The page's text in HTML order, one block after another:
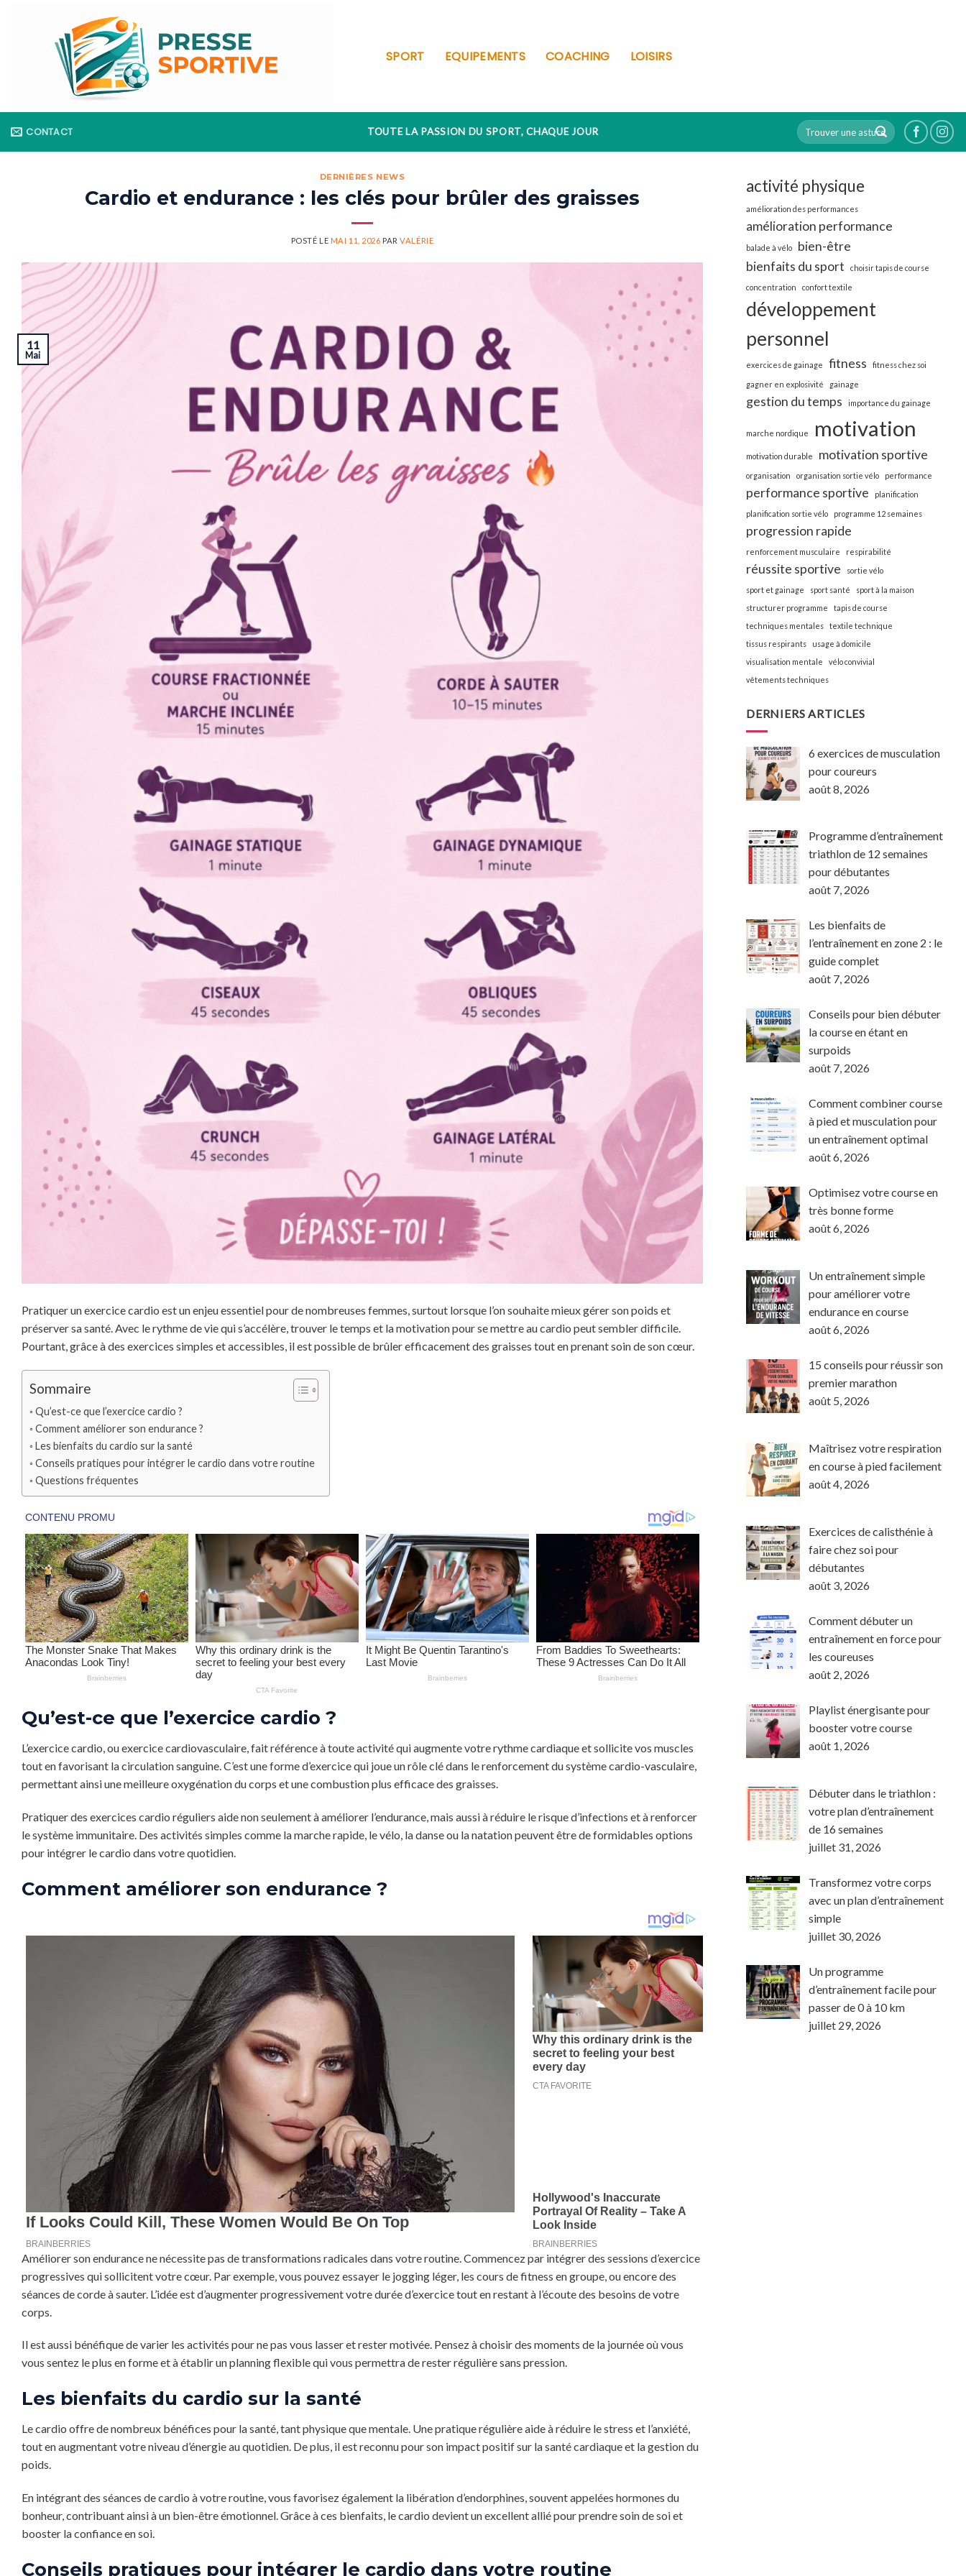
SPORT EQUIPEMENTS COACHING LOISIRS
CONTACT TOUTE LA PASSION DU SPORT, CHAQUE JOUR
DERNIÈRES NEWS
Cardio et endurance : les clés pour brûler des graisses
POSTÉ LE MAI 11, 2026 PARVALÉRIE
11
Mai
Pratiquer un exercice cardio est un enjeu essentiel pour de nombreuses femmes, surtout lorsque l’on souhaite mieux gérer son poids et
préserver sa santé. Avec le rythme de vie qui s’accélère, trouver le temps et la motivation pour se mettre au cardio peut sembler difficile.
Pourtant, grâce à des exercices simples et accessibles, il est possible de brûler efficacement des graisses tout en prenant soin de son cœur.
Sommaire
Qu’est-ce que l’exercice cardio ?
Comment améliorer son endurance ?
Les bienfaits du cardio sur la santé
Conseils pratiques pour intégrer le cardio dans votre routine
Questions fréquentes
Qu’est-ce que l’exercice cardio ?
L’exercice cardio, ou exercice cardiovasculaire, fait référence à toute activité qui augmente votre rythme cardiaque et sollicite vos muscles
tout en favorisant la circulation sanguine. C’est une forme d’exercice qui joue un rôle clé dans le renforcement du système cardio-vasculaire,
permettant ainsi une meilleure oxygénation du corps et une combustion plus efficace des graisses.
Pratiquer des exercices cardio réguliers aide non seulement à améliorer l’endurance, mais aussi à réduire le risque d’infections et à renforcer
le système immunitaire. Des activités simples comme la marche rapide, le vélo, la danse ou la natation peuvent être de formidables options
pour intégrer le cardio dans votre quotidien.
Comment améliorer son endurance ?
Améliorer son endurance ne nécessite pas de transformations radicales dans votre routine. Commencez par intégrer des sessions d’exercice
progressives qui sollicitent votre cœur. Par exemple, vous pouvez essayer le jogging léger, les cours de fitness en groupe, ou encore des
séances de corde à sauter. L’idée est d’augmenter progressivement votre durée d’exercice tout en restant à l’écoute des besoins de votre
corps.
Il est aussi bénéfique de varier les activités pour ne pas vous lasser et rester motivée. Pensez à choisir des moments de la journée où vous
vous sentez le plus en forme et à établir un planning flexible qui vous permettra de rester régulière sans pression.
Les bienfaits du cardio sur la santé
Le cardio offre de nombreux bénéfices pour la santé, tant physique que mentale. Une pratique régulière aide à réduire le stress et l’anxiété,
tout en augmentant votre niveau d’énergie au quotidien. De plus, il est reconnu pour son impact positif sur la santé cardiaque et la gestion du
poids.
En intégrant des séances de cardio à votre routine, vous favorisez également la libération d’endorphines, souvent appelées hormones du
bonheur, contribuant ainsi à un bien-être émotionnel. Grâce à ces bienfaits, le cardio devient un excellent allié pour prendre soin de soi et
booster la confiance en soi.
Conseils pratiques pour intégrer le cardio dans votre routine
activité physique
amélioration des performances
amélioration performance
balade à vélo
bien-être
bienfaits du sport
choisir tapis de course
concentration confort textile
développement
personnel
exercices de gainage fitness fitness chez soi
gagner en explosivité gainage
gestion du temps importance du gainage
marche nordique motivation
motivation durable motivation sportive
organisation organisation sortie vélo performance
performance sportive planification
planification sortie vélo programme 12 semaines
progression rapide
renforcement musculaire respirabilité
réussite sportive sortie vélo
sport et gainage sport santé
sport à la maison
structurer programme
tapis de course
techniques mentales
textile technique
tissus respirants
usage à domicile
visualisation mentale
vélo convivial
vêtements techniques
DERNIERS ARTICLES
6 exercices de musculation
pour coureurs
août 8, 2026
Programme d’entraînement
triathlon de 12 semaines
pour débutantes
août 7, 2026
Les bienfaits de
l’entraînement en zone 2 : le
guide complet
août 7, 2026
Conseils pour bien débuter
la course en étant en
surpoids
août 7, 2026
Comment combiner course
à pied et musculation pour
un entraînement optimal
août 6, 2026
Optimisez votre course en
très bonne forme
août 6, 2026
Un entraînement simple
pour améliorer votre
endurance en course
août 6, 2026
15 conseils pour réussir son
premier marathon
août 5, 2026
Maîtrisez votre respiration
en course à pied facilement
août 4, 2026
Exercices de calisthénie à
faire chez soi pour
débutantes
août 3, 2026
Comment débuter un
entraînement en force pour
les coureuses
août 2, 2026
Playlist énergisante pour
booster votre course
août 1, 2026
Débuter dans le triathlon :
votre plan d’entraînement
de 16 semaines
juillet 31, 2026
Transformez votre corps
avec un plan d’entraînement
simple
juillet 30, 2026
Un programme
d’entraînement facile pour
passer de 0 à 10 km
juillet 29, 2026